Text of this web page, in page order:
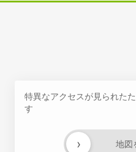
特異なアクセスが見られた
す
地図
›